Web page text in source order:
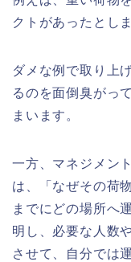
クトがあったとし
ダメな例で取り上
るのを面倒臭がっ
まいます。
一方、マネジメン
は、「なぜその荷
までにどの場所へ
明し、必要な人数
させて、自分では